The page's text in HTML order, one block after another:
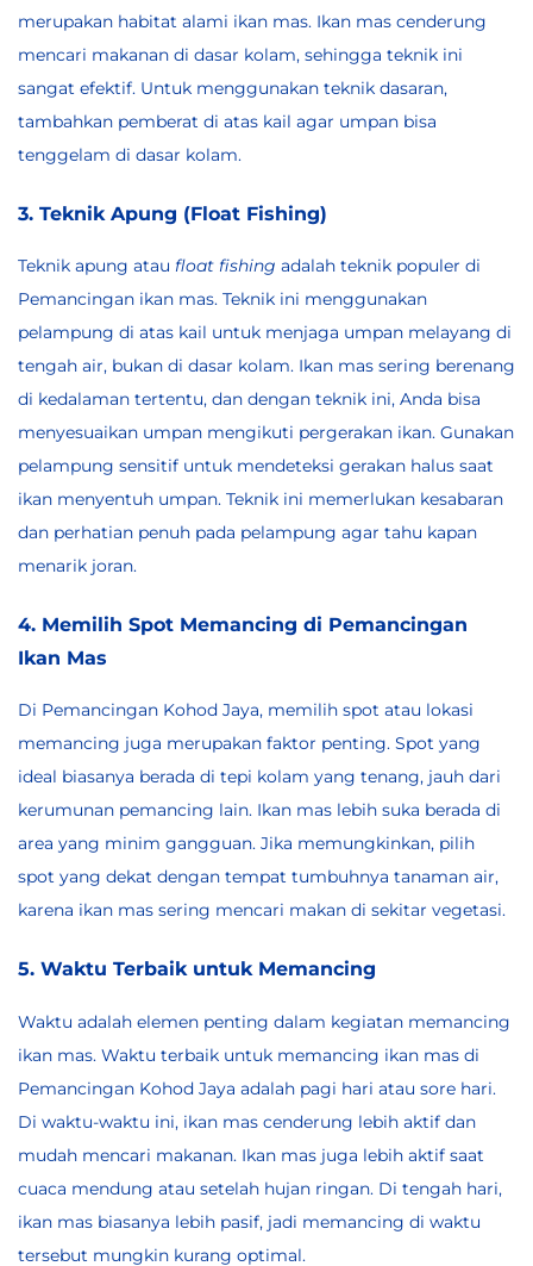
merupakan habitat alami ikan mas. Ikan mas cenderung
mencari makanan di dasar kolam, sehingga teknik ini
sangat efektif. Untuk menggunakan teknik dasaran,
tambahkan pemberat di atas kail agar umpan bisa
tenggelam di dasar kolam.
3. Teknik Apung (Float Fishing)
Teknik apung atau float fishing adalah teknik populer di
Pemancingan ikan mas. Teknik ini menggunakan
pelampung di atas kail untuk menjaga umpan melayang di
tengah air, bukan di dasar kolam. Ikan mas sering berenang
di kedalaman tertentu, dan dengan teknik ini, Anda bisa
menyesuaikan umpan mengikuti pergerakan ikan. Gunakan
pelampung sensitif untuk mendeteksi gerakan halus saat
ikan menyentuh umpan. Teknik ini memerlukan kesabaran
dan perhatian penuh pada pelampung agar tahu kapan
menarik joran.
4. Memilih Spot Memancing di Pemancingan
Ikan Mas
Di Pemancingan Kohod Jaya, memilih spot atau lokasi
memancing juga merupakan faktor penting. Spot yang
ideal biasanya berada di tepi kolam yang tenang, jauh dari
kerumunan pemancing lain. Ikan mas lebih suka berada di
area yang minim gangguan. Jika memungkinkan, pilih
spot yang dekat dengan tempat tumbuhnya tanaman air,
karena ikan mas sering mencari makan di sekitar vegetasi.
5. Waktu Terbaik untuk Memancing
Waktu adalah elemen penting dalam kegiatan memancing
ikan mas. Waktu terbaik untuk memancing ikan mas di
Pemancingan Kohod Jaya adalah pagi hari atau sore hari.
Di waktu-waktu ini, ikan mas cenderung lebih aktif dan
mudah mencari makanan. Ikan mas juga lebih aktif saat
cuaca mendung atau setelah hujan ringan. Di tengah hari,
ikan mas biasanya lebih pasif, jadi memancing di waktu
tersebut mungkin kurang optimal.